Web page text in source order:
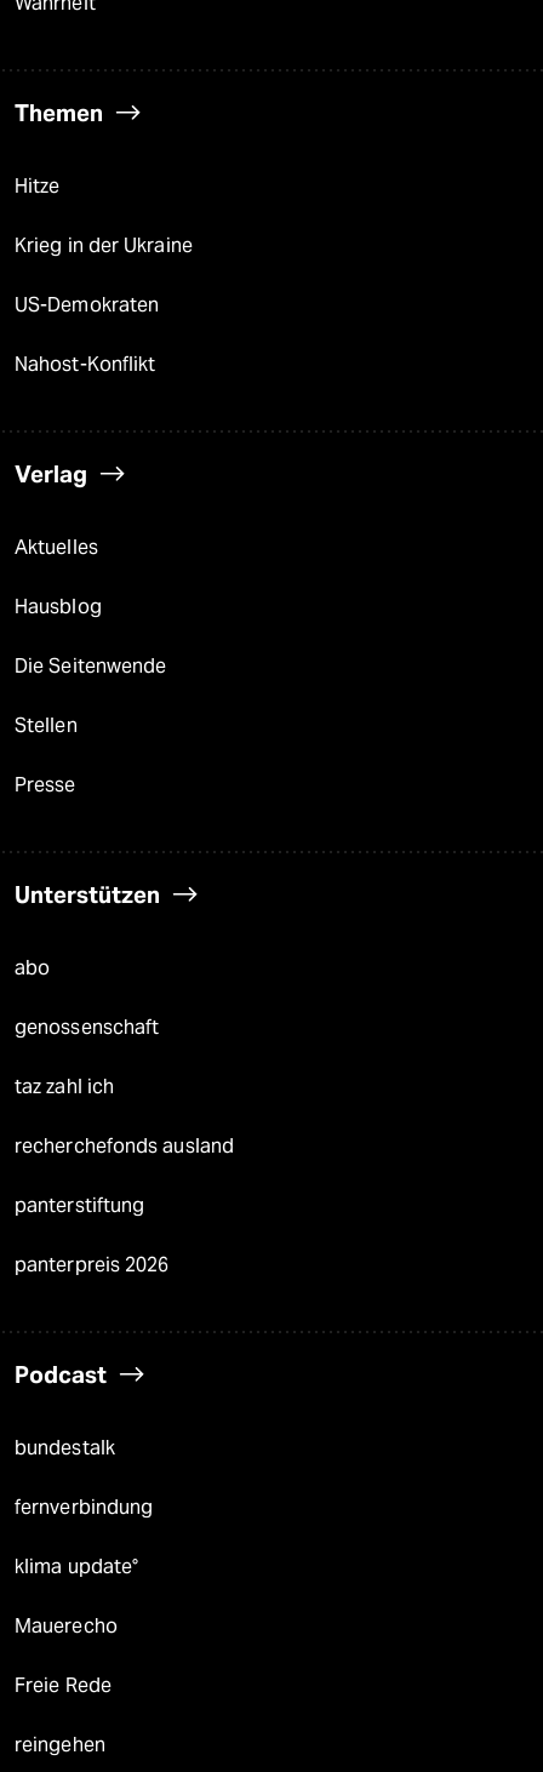
Themen
Hitze
Krieg in der Ukraine
US-Demokraten
Nahost-Konflikt
Verlag
Aktuelles
Hausblog
Die Seitenwende
Stellen
Presse
Unterstützen
abo
genossenschaft
taz zahl ich
recherchefonds ausland
panterstiftung
panterpreis 2026
Podcast
bundestalk
fernverbindung
klima update°
Mauerecho
Freie Rede
reingehen